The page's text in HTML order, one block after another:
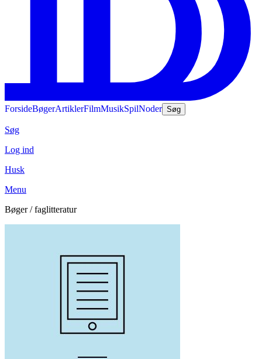
ForsideBøgerArtiklerFilmMusikSpilNoder Søg
Søg
Log ind
Husk
Menu
Bøger / faglitteratur